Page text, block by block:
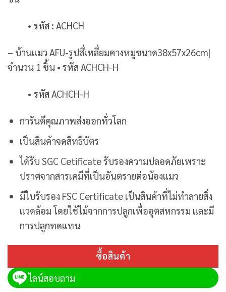
• รหัส : ACHCH
– บ้านแมว AFU-รูปสี่เหลี่ยมคางหมูขนาด38x57x26cm|
จำนวน 1 ชิ้น • รหัส ACHCH-H
• รหัสACHCH-H
การันตีคุณภาพส่งออกทั่วโลก
เป็นสินค้าจดสิทธิบัตร
ได้รับ SGC Cetificate รับรองความปลอดภัยเพราะ
ปราศจากสารเคมีที่เป็นอันตรายต่อน้องแมว
มีใบรับรอง FSC Certificate เป็นสินค้าที่ไม่ทำลายสิ่ง
แวดล้อม โดยใช้ไม้จากการปลูกเพื่ออุตสหกรรม และมี
การปลูกทดแทน
ซื้อสินค้า
ไลน์สอบถาม